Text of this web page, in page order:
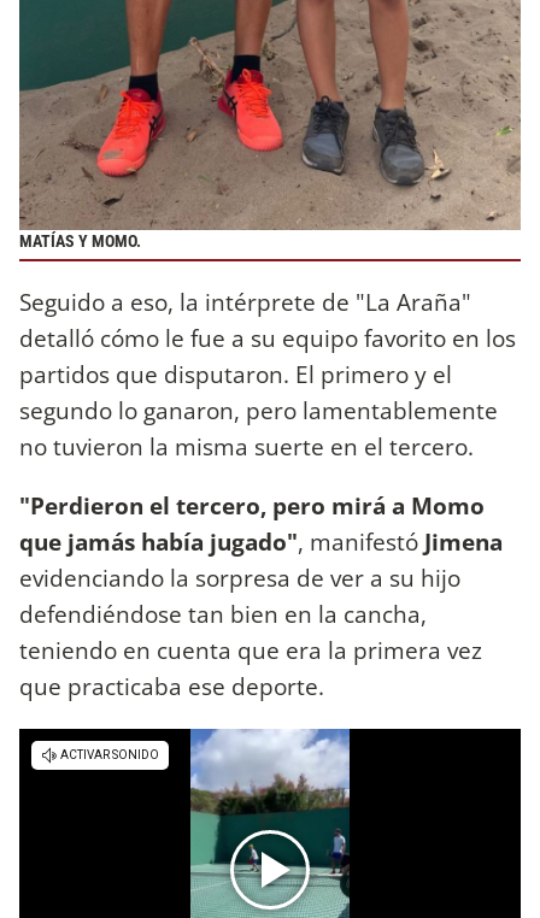
MATÍAS Y MOMO.
Seguido a eso, la intérprete de "La Araña"
detalló cómo le fue a su equipo favorito en los
partidos que disputaron. El primero y el
segundo lo ganaron, pero lamentablemente
no tuvieron la misma suerte en el tercero.
"Perdieron el tercero, pero mirá a Momo
que jamás había jugado", manifestó Jimena
evidenciando la sorpresa de ver a su hijo
defendiéndose tan bien en la cancha,
teniendo en cuenta que era la primera vez
que practicaba ese deporte.